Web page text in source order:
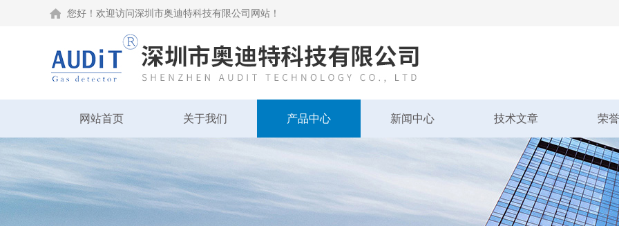
您好！欢迎访问深圳市奥迪特科技有限公司网站！
网站首页 关于我们 产品中心 新闻中心 技术文章 荣